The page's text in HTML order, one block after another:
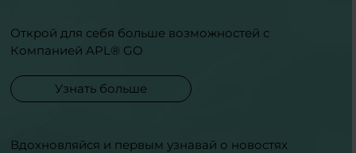
Открой для себя больше возможностей с
Компанией APL® GO
Узнать больше
Вдохновляйся и первым узнавай о новостях